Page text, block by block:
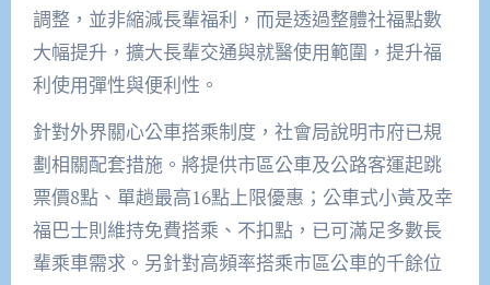
調整，並非縮減長輩福利，而是透過整體社福點數
大幅提升，擴大長輩交通與就醫使用範圍，提升福
利使用彈性與便利性。
針對外界關心公車搭乘制度，社會局說明市府已規
劃相關配套措施。將提供市區公車及公路客運起跳
票價8點、單趟最高16點上限優惠；公車式小黃及幸
福巴士則維持免費搭乘、不扣點，已可滿足多數長
輩乘車需求。另針對高頻率搭乘市區公車的千餘位